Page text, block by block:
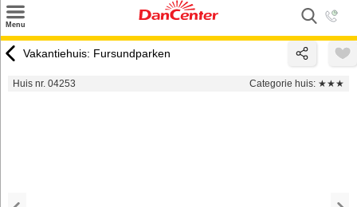
Menu
Inspiratie
Vakantiehuis: Fursundparken
Huis nr. 04253 Categorie huis: ★★★